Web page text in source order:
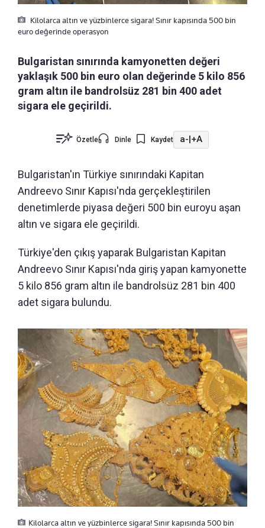
Kilolarca altın ve yüzbinlerce sigara! Sınır kapısında 500 bin
euro değerinde operasyon
Bulgaristan sınırında kamyonetten değeri
yaklaşık 500 bin euro olan değerinde 5 kilo 856
gram altın ile bandrolsüz 281 bin 400 adet
sigara ele geçirildi.
Özetle Dinle Kaydet a-|+A
Bulgaristan'ın Türkiye sınırındaki Kapitan
Andreevo Sınır Kapısı'nda gerçekleştirilen
denetimlerde piyasa değeri 500 bin euroyu aşan
altın ve sigara ele geçirildi.
Türkiye'den çıkış yaparak Bulgaristan Kapitan
Andreevo Sınır Kapısı'nda giriş yapan kamyonette
5 kilo 856 gram altın ile bandrolsüz 281 bin 400
adet sigara bulundu.
Kilolarca altın ve yüzbinlerce sigara! Sınır kapısında 500 bin